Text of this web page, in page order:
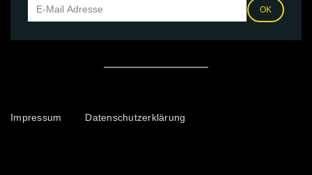
OK
Impressum Datenschutzerklärung